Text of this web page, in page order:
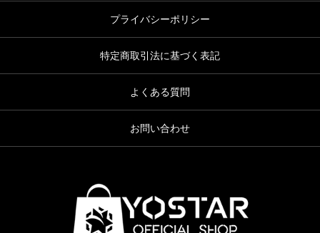
プライバシーポリシー
特定商取引法に基づく表記
よくある質問
お問い合わせ